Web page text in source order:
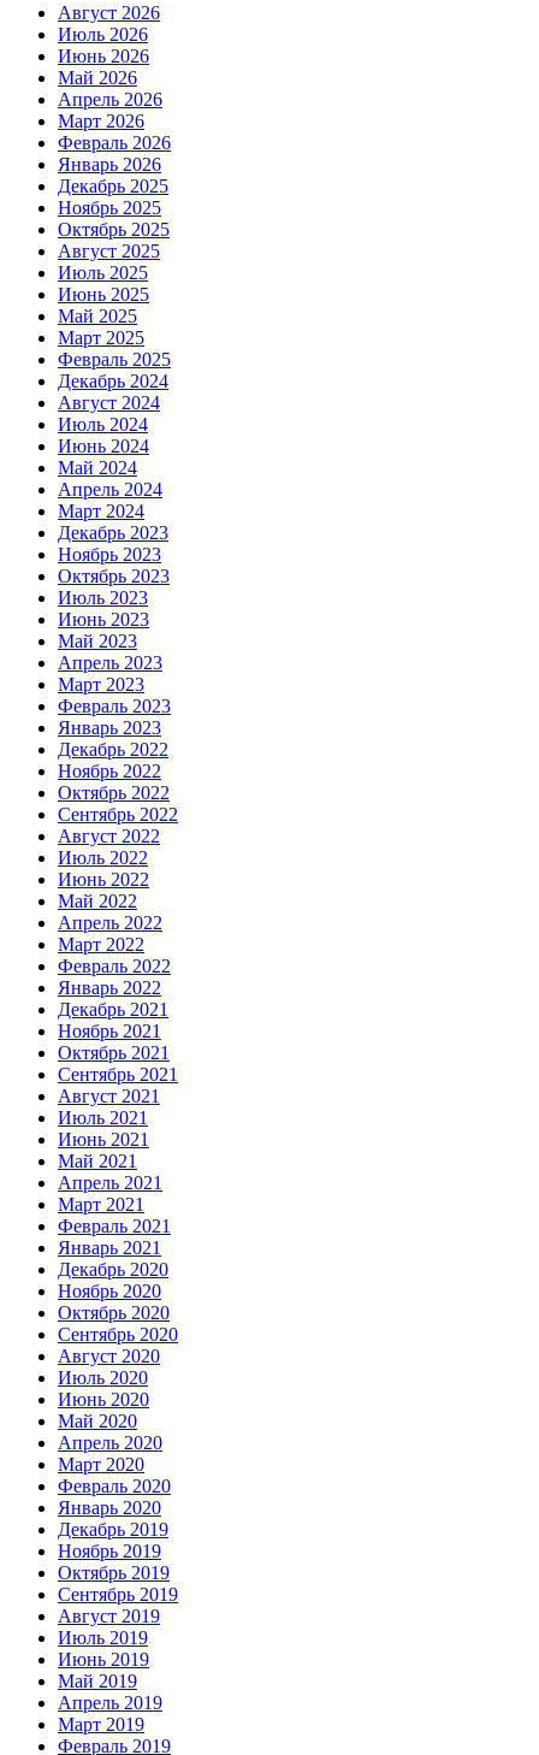
Август 2026
Июль 2026
Июнь 2026
Май 2026
Апрель 2026
Март 2026
Февраль 2026
Январь 2026
Декабрь 2025
Ноябрь 2025
Октябрь 2025
Август 2025
Июль 2025
Июнь 2025
Май 2025
Март 2025
Февраль 2025
Декабрь 2024
Август 2024
Июль 2024
Июнь 2024
Май 2024
Апрель 2024
Март 2024
Декабрь 2023
Ноябрь 2023
Октябрь 2023
Июль 2023
Июнь 2023
Май 2023
Апрель 2023
Март 2023
Февраль 2023
Январь 2023
Декабрь 2022
Ноябрь 2022
Октябрь 2022
Сентябрь 2022
Август 2022
Июль 2022
Июнь 2022
Май 2022
Апрель 2022
Март 2022
Февраль 2022
Январь 2022
Декабрь 2021
Ноябрь 2021
Октябрь 2021
Сентябрь 2021
Август 2021
Июль 2021
Июнь 2021
Май 2021
Апрель 2021
Март 2021
Февраль 2021
Январь 2021
Декабрь 2020
Ноябрь 2020
Октябрь 2020
Сентябрь 2020
Август 2020
Июль 2020
Июнь 2020
Май 2020
Апрель 2020
Март 2020
Февраль 2020
Январь 2020
Декабрь 2019
Ноябрь 2019
Октябрь 2019
Сентябрь 2019
Август 2019
Июль 2019
Июнь 2019
Май 2019
Апрель 2019
Март 2019
Февраль 2019